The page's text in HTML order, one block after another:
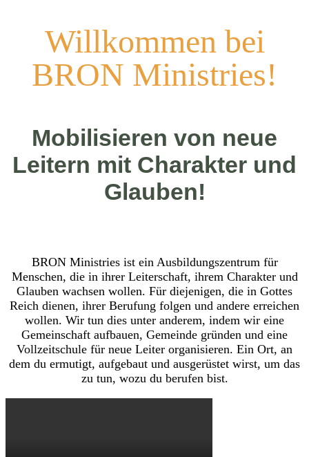
Willkommen bei
BRON Ministries!
Mobilisieren von neue
Leitern mit Charakter und
Glauben!
BRON Ministries ist ein Ausbildungszentrum für
Menschen, die in ihrer Leiterschaft, ihrem Charakter und
Glauben wachsen wollen. Für diejenigen, die in Gottes
Reich dienen, ihrer Berufung folgen und andere erreichen
wollen. Wir tun dies unter anderem, indem wir eine
Gemeinschaft aufbauen, Gemeinde gründen und eine
Vollzeitschule für neue Leiter organisieren. Ein Ort, an
dem du ermutigt, aufgebaut und ausgerüstet wirst, um das
zu tun, wozu du berufen bist.